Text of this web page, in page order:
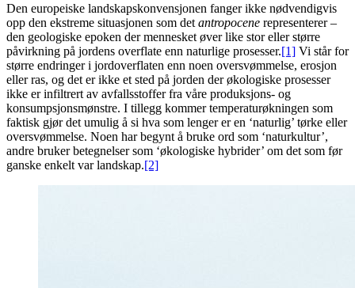
Den europeiske landskapskonvensjonen fanger ikke nødvendigvis
opp den ekstreme situasjonen som det antropocene representerer –
den geologiske epoken der mennesket øver like stor eller større
påvirkning på jordens overflate enn naturlige prosesser.[1] Vi står for
større endringer i jordoverflaten enn noen oversvømmelse, erosjon
eller ras, og det er ikke et sted på jorden der økologiske prosesser
ikke er infiltrert av avfallsstoffer fra våre produksjons- og
konsumpsjonsmønstre. I tillegg kommer temperaturøkningen som
faktisk gjør det umulig å si hva som lenger er en ‘naturlig’ tørke eller
oversvømmelse. Noen har begynt å bruke ord som ‘naturkultur’,
andre bruker betegnelser som ‘økologiske hybrider’ om det som før
ganske enkelt var landskap.[2]